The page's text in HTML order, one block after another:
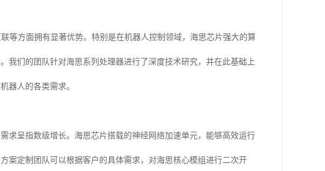
等方面拥有显著优势。特别是在机器人控制领域，海思芯片强大的算
我们的团队针对海思系列处理器进行了深度技术研究，并在此基础上
器人的各类需求。
求呈指数级增长。海思芯片搭载的神经网络加速单元，能够高效运行
案定制团队可以根据客户的具体需求，对海思核心模组进行二次开